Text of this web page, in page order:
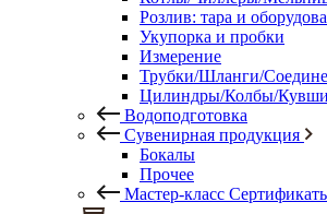
Розлив: тара и
Укупорка и пробки
Измерение
Трубки/Шланги/
Цилиндры/Колбы/
Водоподготовка
Сувенирная продукция
Бокалы
Прочее
Мастер-класс